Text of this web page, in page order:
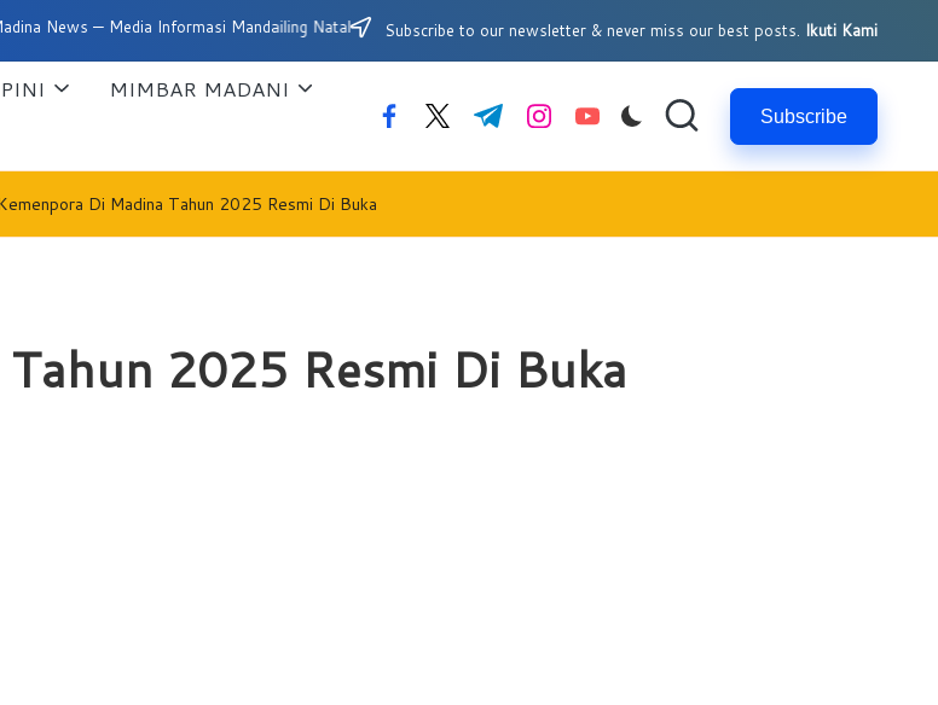
— Media Informasi Mandailing Natal Subscribe to our newsletter & never miss our best posts. Ikuti Kami
MIMBAR MADANI
facebook.com
twitter.com
t.me instagram.com
youtube.com Subscribe
Di Madina Tahun 2025 Resmi Di Buka
2025 Resmi Di Buka